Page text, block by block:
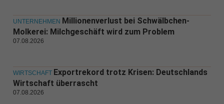
UNTERNEHMEN Millionenverlust bei Schwälbchen-
Molkerei: Milchgeschäft wird zum Problem
07.08.2026
WIRTSCHAFT Exportrekord trotz Krisen: Deutschlands
Wirtschaft überrascht
07.08.2026